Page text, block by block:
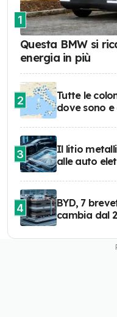
1
Questa BMW si
energia in più
2
Tutte le
dove sono
3
Il litio
alle auto
4
BYD, 7
cambia dal